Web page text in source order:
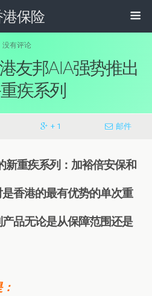
保险
没有评论
友邦AIA强势推出
疾系列
+ 1 邮件
重疾系列：加裕倍安保和
香港的最有优势的单次重
品无论是从保障范围还是